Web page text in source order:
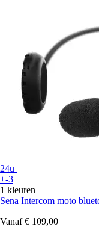
24u
+-3
1 kleuren
Sena Intercom moto
Vanaf € 109,00